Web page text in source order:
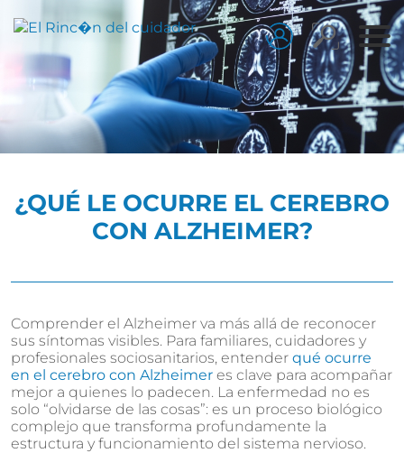
¿QUÉ LE OCURRE EL CEREBRO
CON ALZHEIMER?
Comprender el Alzheimer va más allá de reconocer
sus síntomas visibles. Para familiares, cuidadores y
profesionales sociosanitarios, entender qué ocurre
en el cerebro con Alzheimer es clave para acompañar
mejor a quienes lo padecen. La enfermedad no es
solo “olvidarse de las cosas”: es un proceso biológico
complejo que transforma profundamente la
estructura y funcionamiento del sistema nervioso.